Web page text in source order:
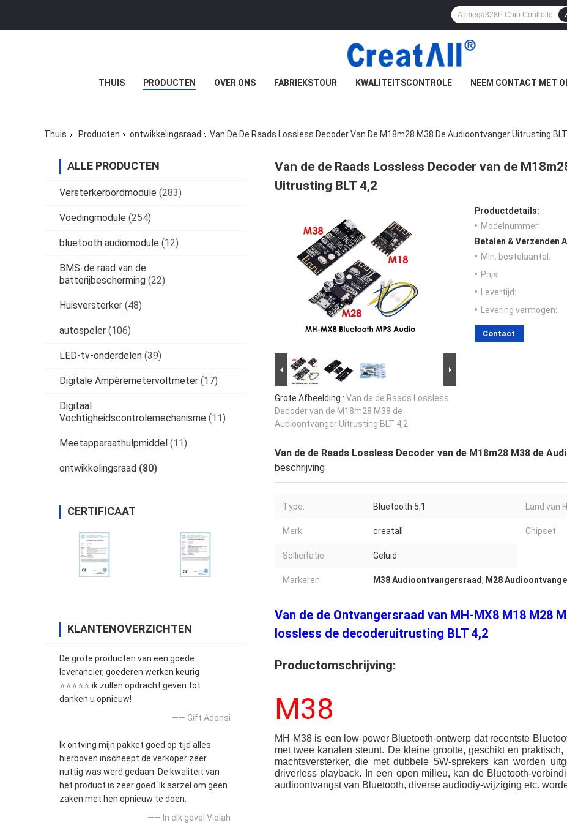
THUIS PRODUCTEN OVER ONS FABRIEKSTOUR KWALITEITSCONTROLE NEEM CONTACT MET
Thuis Producten ontwikkelingsraad Van De De Raads Lossless Decoder Van De M18m28 M38 De Audioontvanger Uitrusting
ALLE PRODUCTEN
Versterkerbordmodule (283)
Voedingmodule (254)
bluetooth audiomodule (12)
BMS-de raad van de
batterijbescherming (22)
Huisversterker (48)
autospeler (106)
LED-tv-onderdelen (39)
Digitale Ampèremetervoltmeter (17)
Digitaal
Vochtigheidscontrolemechanisme (11)
Meetapparaathulpmiddel (11)
ontwikkelingsraad (80)
CERTIFICAAT
KLANTENOVERZICHTEN
De grote producten van een goede
leverancier, goederen werken keurig
⭐⭐⭐⭐⭐ ik zullen opdracht geven tot
danken u opnieuw!
—— Gift Adonsi
Ik ontving mijn pakket goed op tijd alles
hierboven inscheept de verkoper zeer
nuttig was werd gedaan. De kwaliteit van
het product is zeer goed. Ik aarzel om geen
zaken met hen opnieuw te doen.
—— In elk geval Violah
Van de de Raads Lossless Decoder van de
Uitrusting BLT 4,2
Grote Afbeelding : Van de de Raads Lossless
Decoder van de M18m28 M38 de
Audioontvanger Uitrusting BLT 4,2
Productdetails:
Modelnummer:
Betalen & Verzenden
Min. bestelaantal:
Prijs:
Levertijd:
Levering vermogen:
Contact
Van de de Raads Lossless Decoder van de M18m28 M38 de
beschrijving
Type: Bluetooth 5,1 Land van
Merk: creatall Chipset:
Sollicitatie: Geluid
Markeren: M38 Audioontvangersraad, M28
Van de de Ontvangersraad van MH-MX8 M18 M28
lossless de decoderuitrusting BLT 4,2
Productomschrijving:
M38
MH-M38 is een low-power Bluetooth-ontwerp dat recentste
met twee kanalen steunt. De kleine grootte, geschikt en
machtsversterker, die met dubbele 5W-sprekers kan worden
driverless playback. In een open milieu, kan de Bluetooth-
audioontvangst van Bluetooth, diverse audiodiy-wijziging etc.